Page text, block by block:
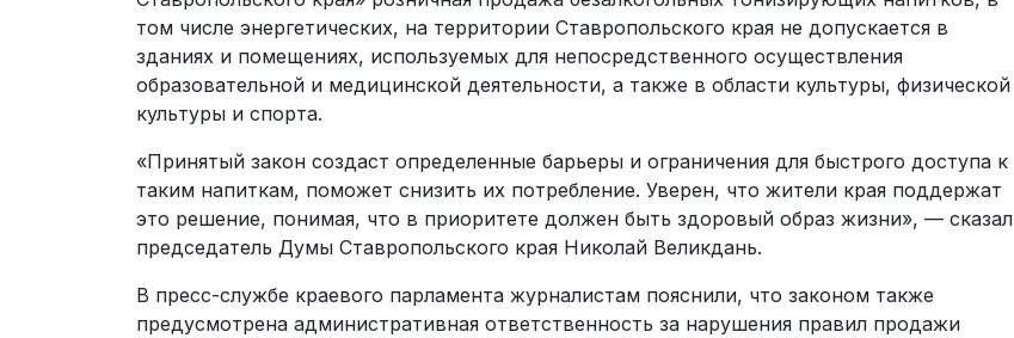
том числе энергетических, на территории Ставропольского края не допускается в
зданиях и помещениях, используемых для непосредственного осуществления
образовательной и медицинской деятельности, а также в области культуры, физической
культуры и спорта.
«Принятый закон создаст определенные барьеры и ограничения для быстрого доступа к
таким напиткам, поможет снизить их потребление. Уверен, что жители края поддержат
это решение, понимая, что в приоритете должен быть здоровый образ жизни», — сказал
председатель Думы Ставропольского края Николай Великдань.
В пресс-службе краевого парламента журналистам пояснили, что законом также
предусмотрена административная ответственность за нарушения правил продажи